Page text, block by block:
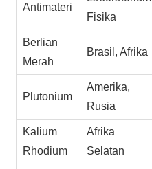
Antimateri
Fisika
Berlian
Merah
Brasil, Afrika
Plutonium
Amerika,
Rusia
Kalium
Rhodium
Afrika
Selatan